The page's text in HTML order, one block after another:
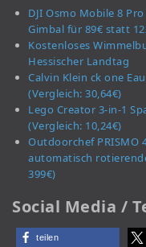
DJI Osmo Mobile 8
Gimbal für 89€ statt
Kostenloses
Hessischer Landtag
Calvin Klein ck one
(Vergleich: 30,64€)
Lego Creator 3-in-1
(Vergleich: 10,24€)
Outdoorchef PRISMO
automatisch
399€)
Social Media /
teilen